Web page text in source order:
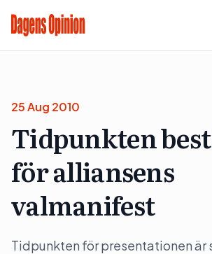
25 Aug 2010
Tidpunkten
för alliansens
valmanifest
Tidpunkten för presentationen är